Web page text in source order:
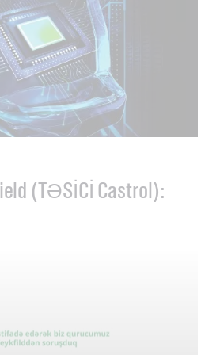
(TƏSİCİ Castrol):